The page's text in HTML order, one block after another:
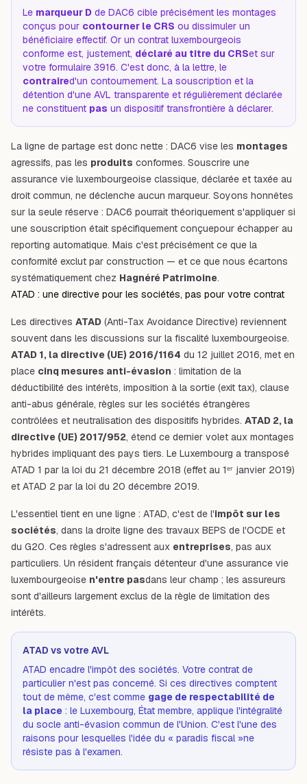
Le marqueur D de DAC6 cible précisément les montages
conçus pour contourner le CRS ou dissimuler un
bénéficiaire effectif. Or un contrat luxembourgeois
conforme est, justement, déclaré au titre du CRSet sur
votre formulaire 3916. C'est donc, à la lettre, le
contraired'un contournement. La souscription et la
détention d'une AVL transparente et régulièrement déclarée
ne constituent pas un dispositif transfrontière à déclarer.
La ligne de partage est donc nette : DAC6 vise les montages
agressifs, pas les produits conformes. Souscrire une
assurance vie luxembourgeoise classique, déclarée et taxée au
droit commun, ne déclenche aucun marqueur. Soyons honnêtes
sur la seule réserve : DAC6 pourrait théoriquement s'appliquer si
une souscription était spécifiquement conçuepour échapper au
reporting automatique. Mais c'est précisément ce que la
conformité exclut par construction — et ce que nous écartons
systématiquement chez Hagnéré Patrimoine.
ATAD : une directive pour les sociétés, pas pour votre contrat
Les directives ATAD (Anti-Tax Avoidance Directive) reviennent
souvent dans les discussions sur la fiscalité luxembourgeoise.
ATAD 1, la directive (UE) 2016/1164 du 12 juillet 2016, met en
place cinq mesures anti-évasion : limitation de la
déductibilité des intérêts, imposition à la sortie (exit tax), clause
anti-abus générale, règles sur les sociétés étrangères
contrôlées et neutralisation des dispositifs hybrides. ATAD 2, la
directive (UE) 2017/952, étend ce dernier volet aux montages
hybrides impliquant des pays tiers. Le Luxembourg a transposé
ATAD 1 par la loi du 21 décembre 2018 (effet au 1ᵉʳ janvier 2019)
et ATAD 2 par la loi du 20 décembre 2019.
L'essentiel tient en une ligne : ATAD, c'est de l'impôt sur les
sociétés, dans la droite ligne des travaux BEPS de l'OCDE et
du G20. Ces règles s'adressent aux entreprises, pas aux
particuliers. Un résident français détenteur d'une assurance vie
luxembourgeoise n'entre pasdans leur champ ; les assureurs
sont d'ailleurs largement exclus de la règle de limitation des
intérêts.
ATAD vs votre AVL
ATAD encadre l'impôt des sociétés. Votre contrat de
particulier n'est pas concerné. Si ces directives comptent
tout de même, c'est comme gage de respectabilité de
la place : le Luxembourg, État membre, applique l'intégralité
du socle anti-évasion commun de l'Union. C'est l'une des
raisons pour lesquelles l'idée du « paradis fiscal »ne
résiste pas à l'examen.